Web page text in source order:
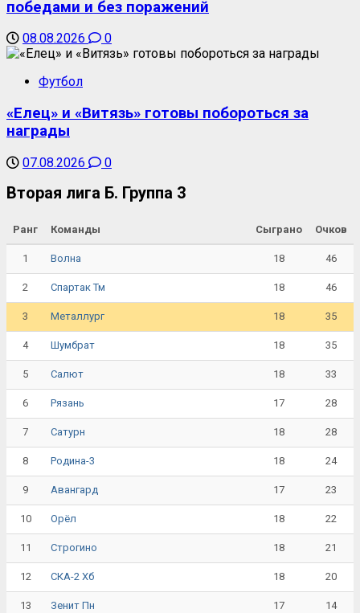
победами и без поражений
08.08.2026 0
Футбол
«Елец» и «Витязь» готовы побороться за
награды
07.08.2026 0
Вторая лига Б. Группа 3
Ранг Команды Сыграно Очков
1 Волна 18 46
2 Спартак Тм 18 46
3 Металлург 18 35
4 Шумбрат 18 35
5 Салют 18 33
6 Рязань 17 28
7 Сатурн 18 28
8 Родина-3 18 24
9 Авангард 17 23
10 Орёл 18 22
11 Строгино 18 21
12 СКА-2 Хб 18 20
13 Зенит Пн 17 14